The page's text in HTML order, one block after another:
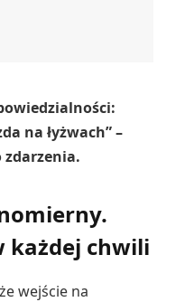
na łyżwach” –
każdej chwili
wejście na